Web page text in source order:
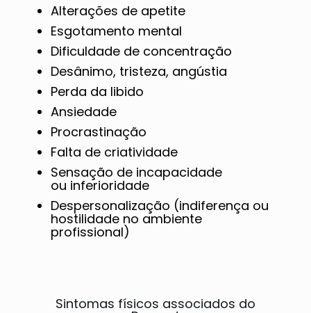
Alterações de apetite
Esgotamento mental
Dificuldade de concentração
Desânimo, tristeza, angústia
Perda da libido
Ansiedade
Procrastinação
Falta de criatividade
Sensação de incapacidade
ou inferioridade
Despersonalização (indiferença ou
hostilidade no ambiente
profissional)
Sintomas físicos associados do